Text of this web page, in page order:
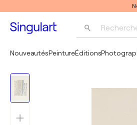
NouveautésPeintureÉditions